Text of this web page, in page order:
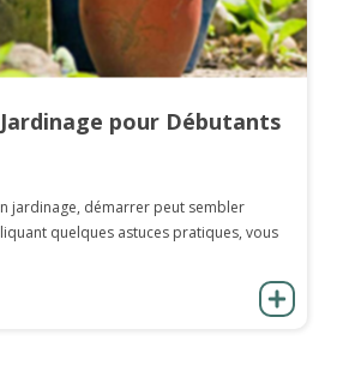
pour Débutants
jardinage, démarrer peut sembler
quelques astuces pratiques, vous